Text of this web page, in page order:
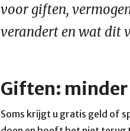
voor giften,
verandert en wat dit
Giften:
Soms krijgt u gratis geld of